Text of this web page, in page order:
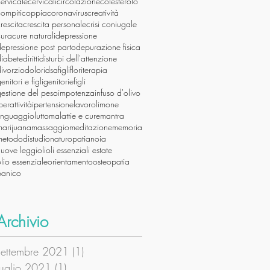
coppiacoronaviruscreatività
crescita personalecrisi coniugale
cure naturalidepressione
post partodepurazione fisica
dirittidisturbi dell'attenzione
doloridsafiglifloriterapia
e figligenitoriefigli
del pesoimpotenzainfuso d'olivo
ipertensionelavorolimone
luttomalattie e curemantra
massaggiomeditazionememoria
naturopatianoia
leggiolioli essenziali estate
essenzialeorientamentoosteopatia
2021 (1)